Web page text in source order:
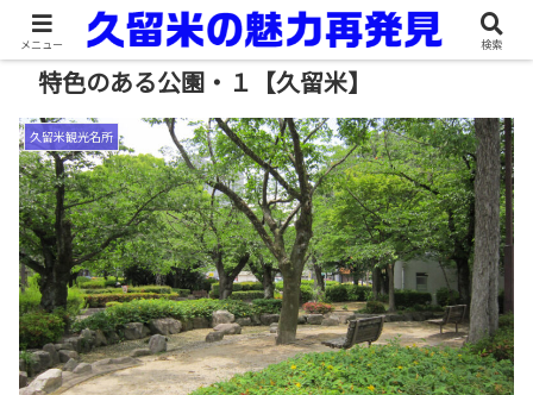
特色のある公園・１【久留米】
久留米観光名所
メニュー 検索